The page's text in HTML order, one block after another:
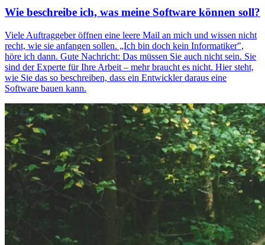
Wie beschreibe ich, was meine Software können soll?
Viele Auftraggeber öffnen eine leere Mail an mich und wissen nicht
recht, wie sie anfangen sollen. „Ich bin doch kein Informatiker",
höre ich dann. Gute Nachricht: Das müssen Sie auch nicht sein. Sie
sind der Experte für Ihre Arbeit – mehr braucht es nicht. Hier steht,
wie Sie das so beschreiben, dass ein Entwickler daraus eine
Software bauen kann.